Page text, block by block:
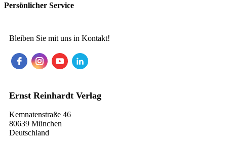
Persönlicher Service
Bleiben Sie mit uns in Kontakt!
Ernst Reinhardt Verlag
Kemnatenstraße 46
80639 München
Deutschland